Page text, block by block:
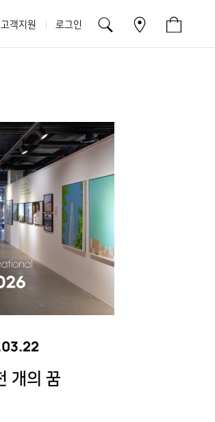
고객지원 로그인
개의 꿈